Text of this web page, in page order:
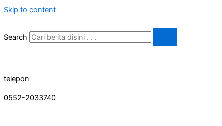
Skip to content
Search
telepon
0552-2033740